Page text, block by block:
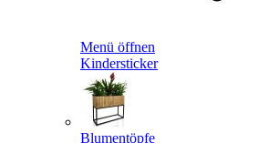
Menü öffnen
Kindersticker
Blumentöpfe